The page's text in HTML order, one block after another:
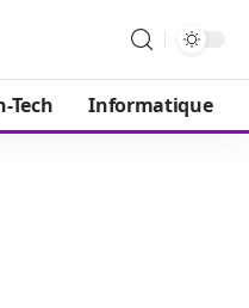
Tech Informatique